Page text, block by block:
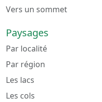
Vers un sommet
Paysages
Par localité
Par région
Les lacs
Les cols